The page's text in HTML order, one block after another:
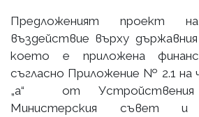
Предложеният проект
въздействие върху
което е приложена
съгласно Приложение № 2.1 на
„а“ от Устройствения
Министерския съвет